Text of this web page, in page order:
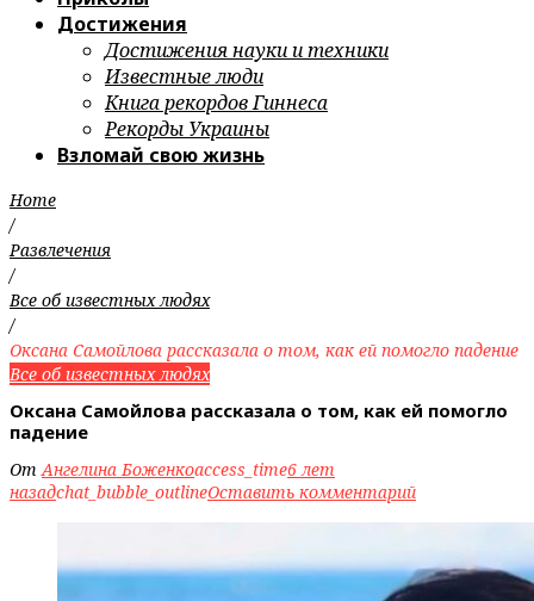
Достижения
Достижения науки и техники
Известные люди
Книга рекордов Гиннеса
Рекорды Украины
Взломай свою жизнь
Home
/
Развлечения
/
Все об известных людях
/
Оксана Самойлова рассказала о том, как ей помогло падение
Все об известных людях
Оксана Самойлова рассказала о том, как ей помогло
падение
ОтАнгелина Боженкоaccess_time6 лет
назадchat_bubble_outlineОставить комментарий